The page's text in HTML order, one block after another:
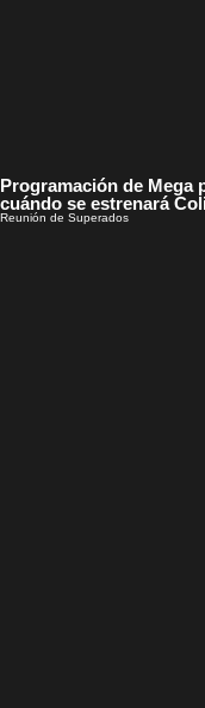
Programación de Mega
cuándo se estrenará
Reunión de Superados